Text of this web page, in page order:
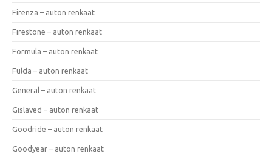
Firenza – auton renkaat
Firestone – auton renkaat
Formula – auton renkaat
Fulda – auton renkaat
General – auton renkaat
Gislaved – auton renkaat
Goodride – auton renkaat
Goodyear – auton renkaat